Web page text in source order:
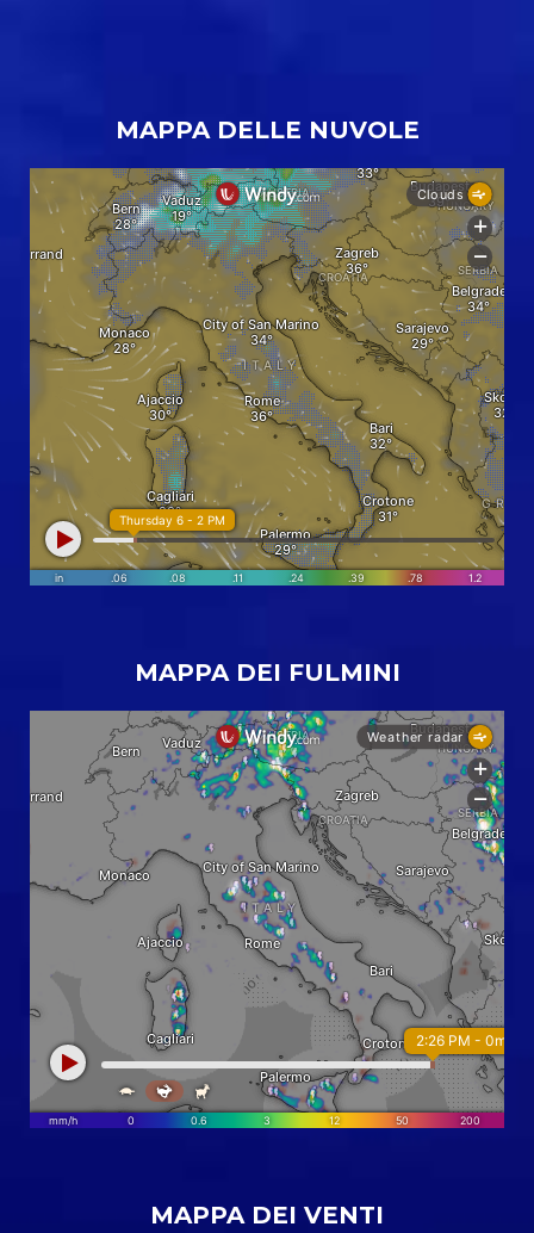
MAPPA DELLE NUVOLE
MAPPA DEI FULMINI
MAPPA DEI VENTI